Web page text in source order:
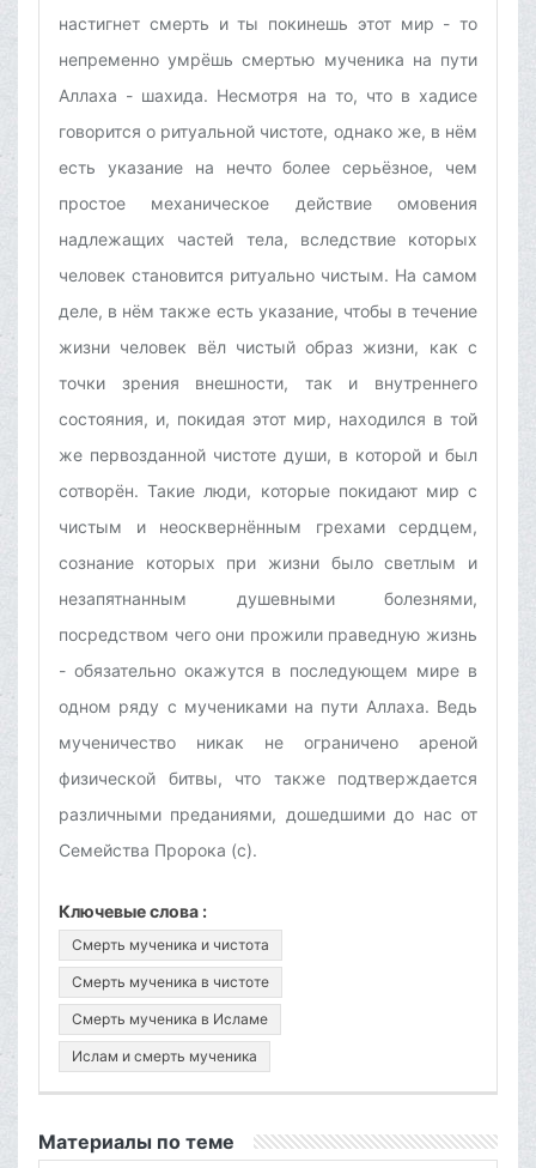
настигнет смерть и ты покинешь этот мир - то
непременно умрёшь смертью мученика на пути
Аллаха - шахида. Несмотря на то, что в хадисе
говорится о ритуальной чистоте, однако же, в нём
есть указание на нечто более серьёзное, чем
простое механическое действие омовения
надлежащих частей тела, вследствие которых
человек становится ритуально чистым. На самом
деле, в нём также есть указание, чтобы в течение
жизни человек вёл чистый образ жизни, как с
точки зрения внешности, так и внутреннего
состояния, и, покидая этот мир, находился в той
же первозданной чистоте души, в которой и был
сотворён. Такие люди, которые покидают мир с
чистым и неосквернённым грехами сердцем,
сознание которых при жизни было светлым и
незапятнанным душевными болезнями,
посредством чего они прожили праведную жизнь
- обязательно окажутся в последующем мире в
одном ряду с мучениками на пути Аллаха. Ведь
мученичество никак не ограничено ареной
физической битвы, что также подтверждается
различными преданиями, дошедшими до нас от
Семейства Пророка (с).
Ключевые слова :
Смерть мученика и чистота
Смерть мученика в чистоте
Смерть мученика в Исламе
Ислам и смерть мученика
Материалы по теме